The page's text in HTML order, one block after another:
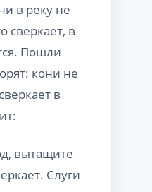
в реку не
сверкает, в
Пошли
кони не
в
вытащите
Слуги